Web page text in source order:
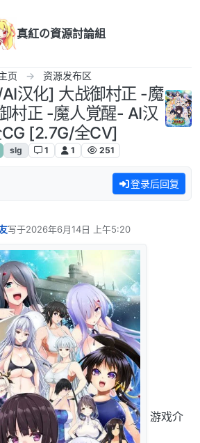
真紅の資源討論組
页 资源发布区
汉化] 大战御村正 -魔
村正 -魔人覚醒- AI汉
[2.7G/全CV]
slg 1 1 251
登录后回复
写于2026年6月14日 上午5:20
最后由 编辑
游戏介